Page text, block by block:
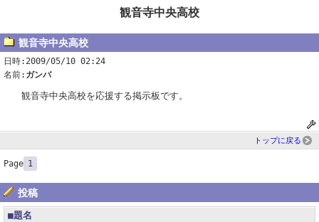
観音寺中央高校
観音寺中央高校
日時:2009/05/10 02:24
名前: ガンバ
観音寺中央高校を応援する掲示板です。
トップに戻る
Page 1
投稿
■題名